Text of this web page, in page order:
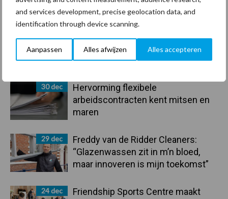
and services development, precise geolocation data, and
identification through device scanning.
Aanpassen Alles afwijzen Alles accepteren
Primaire
Recent nieuws Partner nieuws
30 dec
Hervorming flexibele
arbeidscontracten kent mitsen en
maren
29 dec
Freddy van de Ridder Cleaners:
“Glazenwassen zit in m’n bloed,
maar innoveren is mijn toekomst”
24 dec
Friendship Sports Centre maakt
Toon meer